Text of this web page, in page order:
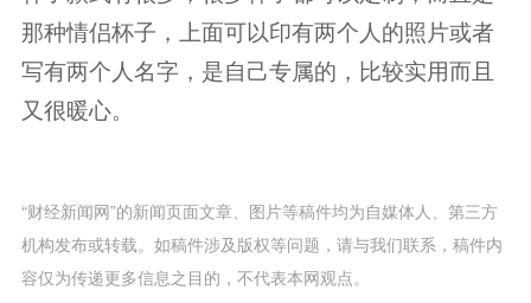
那种情侣杯子，上面可以印有两个人的照片或者
写有两个人名字，是自己专属的，比较实用而且
又很暖心。
“财经新闻网”的新闻页面文章、图片等稿件均为自媒体人、第三方
机构发布或转载。如稿件涉及版权等问题，请与我们联系，稿件内
容仅为传递更多信息之目的，不代表本网观点。